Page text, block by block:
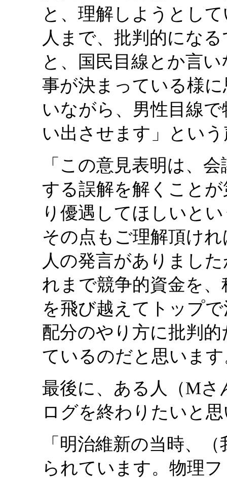
と、理解しようとし
人まで、批判的にな
と、国民目線とか言
事が決まっている様
いながら、男性目線
い出させます」とい
「この意見表明は、
する誤解を解くこと
り優遇してほしいと
その点もご理解頂け
人の発言がありまし
れまで競争的資金を
を飛び越えてトップ
配分のやり方に批判
ているのだと思いま
最後に、ある人（M
ログを終わりたいと
「明治維新の当時、
られています。物理